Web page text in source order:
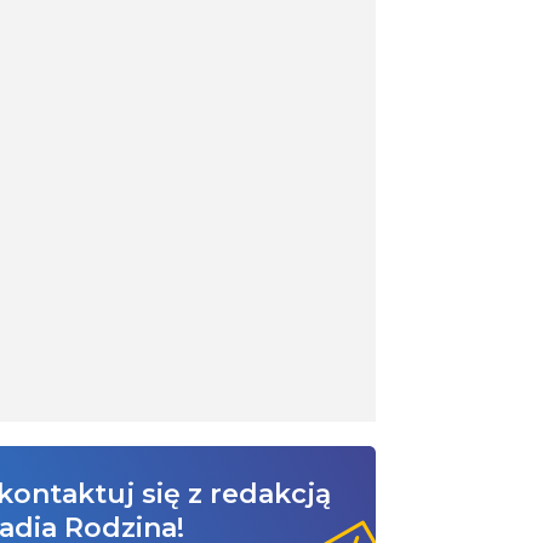
się z redakcją
Rodzina!